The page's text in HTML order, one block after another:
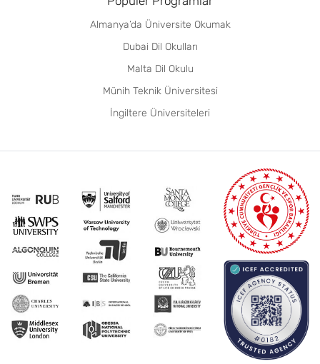
Almanya’da Üniversite Okumak
Dubai Dil Okulları
Malta Dil Okulu
Münih Teknik Üniversitesi
İngiltere Üniversiteleri